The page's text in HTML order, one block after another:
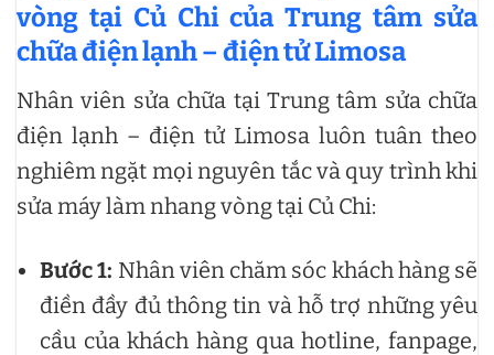
vòng tại Củ Chi của Trung tâm sửa
chữa điện lạnh – điện tử Limosa
Nhân viên sửa chữa tại Trung tâm sửa chữa
điện lạnh – điện tử Limosa luôn tuân theo
nghiêm ngặt mọi nguyên tắc và quy trình khi
sửa máy làm nhang vòng tại Củ Chi:
Bước 1: Nhân viên chăm sóc khách hàng sẽ
điền đầy đủ thông tin và hỗ trợ những yêu
cầu của khách hàng qua hotline, fanpage,